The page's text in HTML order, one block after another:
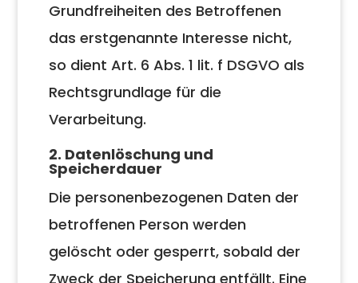
Grundfreiheiten des Betroffenen
das erstgenannte Interesse nicht,
so dient Art. 6 Abs. 1 lit. f DSGVO als
Rechtsgrundlage für die
Verarbeitung.
2. Datenlöschung und
Speicherdauer
Die personenbezogenen Daten der
betroffenen Person werden
gelöscht oder gesperrt, sobald der
Zweck der Speicherung entfällt. Eine